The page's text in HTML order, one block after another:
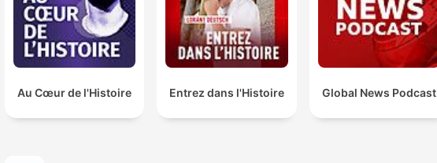
Au Cœur de l'Histoire Entrez dans l'Histoire Global News Podcast